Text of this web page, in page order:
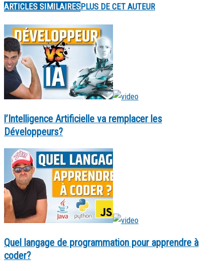
ARTICLES SIMILAIRESPLUS DE CET AUTEUR
l’Intelligence Artificielle va remplacer les
Développeurs?
Quel langage de programmation pour apprendre à
coder?